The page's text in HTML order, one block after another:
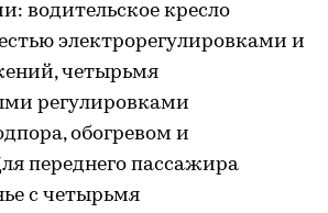
водительское кресло
электрорегулировками и
четырьмя
регулировками
обогревом и
переднего пассажира
с четырьмя